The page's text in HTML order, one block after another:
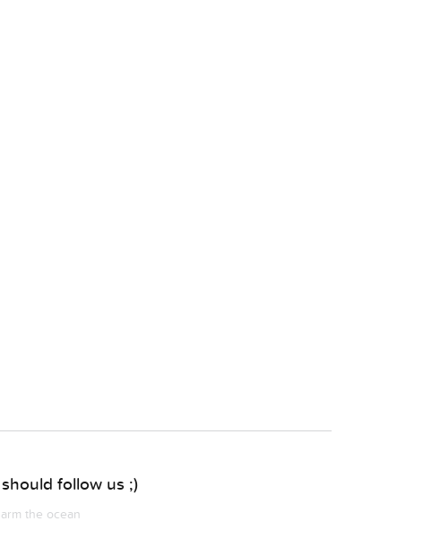
follow us ;)
the ocean